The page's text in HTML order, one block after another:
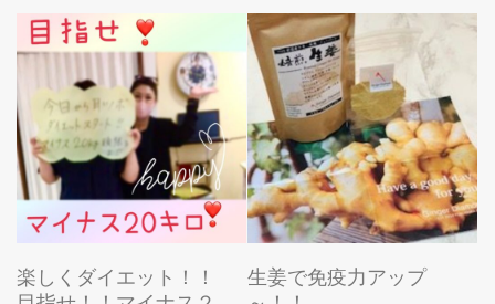
楽しくダイエット！！
生姜で免疫力アップ